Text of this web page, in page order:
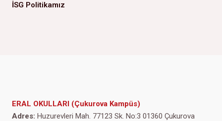
İSG Politikamız
ERAL OKULLARI (Çukurova Kampüs)
Adres: Huzurevleri Mah. 77123 Sk. No:3 01360 Çukurova